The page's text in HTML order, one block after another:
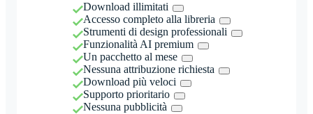
Download illimitati
Accesso completo alla libreria
Strumenti di design professionali
Funzionalità AI premium
Un pacchetto al mese
Nessuna attribuzione richiesta
Download più veloci
Supporto prioritario
Nessuna pubblicità